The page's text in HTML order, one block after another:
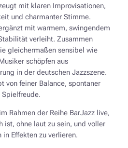
mit klaren Improvisationen,
und charmanter Stimme.
mit warmem, swingendem
verleiht. Zusammen
gleichermaßen sensibel wie
schöpfen aus
in der deutschen Jazzszene.
von feiner Balance, spontaner
Rahmen der Reihe BarJazz live,
ist, ohne laut zu sein, und voller
in Effekten zu verlieren.